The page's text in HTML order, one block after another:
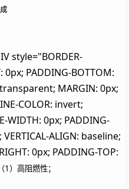
style="BORDER-
0px; PADDING-BOTTOM:
MARGIN: 0px;
COLOR: invert;
WIDTH: 0px; PADDING-
ALIGN: baseline;
0px; PADDING-TOP:
）高阻燃性；